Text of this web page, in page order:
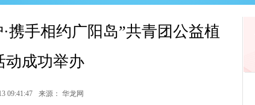
携手相约广阳岛”共青团公益植
动成功举办
09:41:47 来源： 华龙网